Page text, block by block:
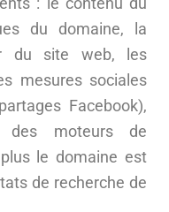
du domaine, la
du site web, les
mesures sociales
Facebook),
des moteurs de
le domaine est
de recherche de